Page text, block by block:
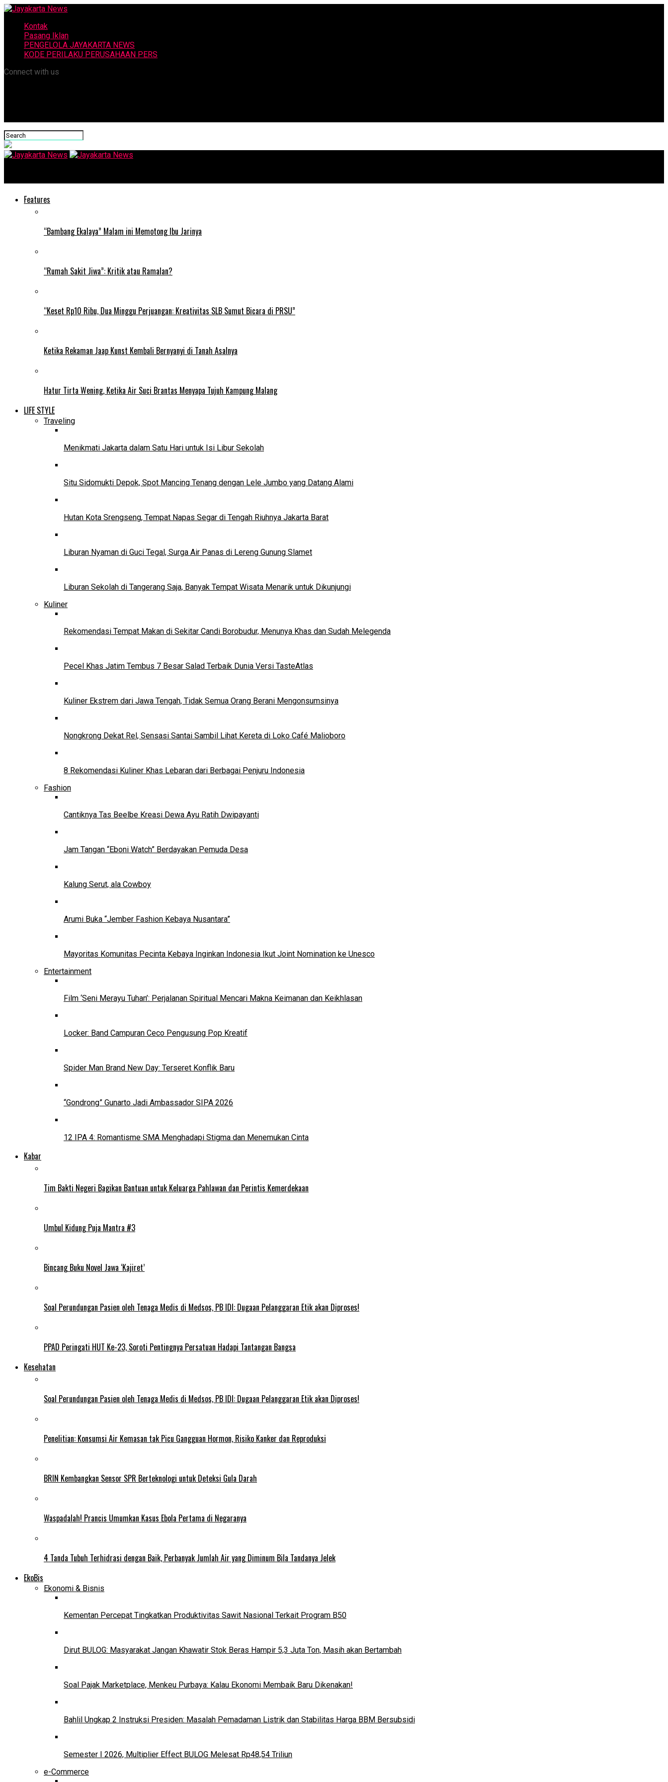
Kontak
Pasang Iklan
PENGELOLA JAYAKARTA NEWS
KODE PERILAKU PERUSAHAAN PERS
Connect with us
Features
“Bambang Ekalaya” Malam ini Memotong Ibu Jarinya
“Rumah Sakit Jiwa”: Kritik atau Ramalan?
“Keset Rp10 Ribu, Dua Minggu Perjuangan: Kreativitas SLB Sumut Bicara di PRSU”
Ketika Rekaman Jaap Kunst Kembali Bernyanyi di Tanah Asalnya
Hatur Tirta Wening, Ketika Air Suci Brantas Menyapa Tujuh Kampung Malang
LIFE STYLE
Traveling
Menikmati Jakarta dalam Satu Hari untuk Isi Libur Sekolah
Situ Sidomukti Depok, Spot Mancing Tenang dengan Lele Jumbo yang Datang Alami
Hutan Kota Srengseng, Tempat Napas Segar di Tengah Riuhnya Jakarta Barat
Liburan Nyaman di Guci Tegal, Surga Air Panas di Lereng Gunung Slamet
Liburan Sekolah di Tangerang Saja, Banyak Tempat Wisata Menarik untuk Dikunjungi
Kuliner
Rekomendasi Tempat Makan di Sekitar Candi Borobudur, Menunya Khas dan Sudah Melegenda
Pecel Khas Jatim Tembus 7 Besar Salad Terbaik Dunia Versi TasteAtlas
Kuliner Ekstrem dari Jawa Tengah, Tidak Semua Orang Berani Mengonsumsinya
Nongkrong Dekat Rel, Sensasi Santai Sambil Lihat Kereta di Loko Café Malioboro
8 Rekomendasi Kuliner Khas Lebaran dari Berbagai Penjuru Indonesia
Fashion
Cantiknya Tas Beelbe Kreasi Dewa Ayu Ratih Dwipayanti
Jam Tangan “Eboni Watch” Berdayakan Pemuda Desa
Kalung Serut, ala Cowboy
Arumi Buka “Jember Fashion Kebaya Nusantara”
Mayoritas Komunitas Pecinta Kebaya Inginkan Indonesia Ikut Joint Nomination ke Unesco
Entertainment
Film ‘Seni Merayu Tuhan’: Perjalanan Spiritual Mencari Makna Keimanan dan Keikhlasan
Locker: Band Campuran Ceco Pengusung Pop Kreatif
Spider Man Brand New Day: Terseret Konflik Baru
“Gondrong” Gunarto Jadi Ambassador SIPA 2026
12 IPA 4: Romantisme SMA Menghadapi Stigma dan Menemukan Cinta
Kabar
Tim Bakti Negeri Bagikan Bantuan untuk Keluarga Pahlawan dan Perintis Kemerdekaan
Umbul Kidung Puja Mantra #3
Bincang Buku Novel Jawa ‘Kajiret’
Soal Perundungan Pasien oleh Tenaga Medis di Medsos, PB IDI: Dugaan Pelanggaran Etik akan Diproses!
PPAD Peringati HUT Ke-23, Soroti Pentingnya Persatuan Hadapi Tantangan Bangsa
Kesehatan
Soal Perundungan Pasien oleh Tenaga Medis di Medsos, PB IDI: Dugaan Pelanggaran Etik akan Diproses!
Penelitian: Konsumsi Air Kemasan tak Picu Gangguan Hormon, Risiko Kanker dan Reproduksi
BRIN Kembangkan Sensor SPR Berteknologi untuk Deteksi Gula Darah
Waspadalah! Prancis Umumkan Kasus Ebola Pertama di Negaranya
4 Tanda Tubuh Terhidrasi dengan Baik, Perbanyak Jumlah Air yang Diminum Bila Tandanya Jelek
EkoBis
Ekonomi & Bisnis
Kementan Percepat Tingkatkan Produktivitas Sawit Nasional Terkait Program B50
Dirut BULOG: Masyarakat Jangan Khawatir Stok Beras Hampir 5,3 Juta Ton, Masih akan Bertambah
Soal Pajak Marketplace, Menkeu Purbaya: Kalau Ekonomi Membaik Baru Dikenakan!
Bahlil Ungkap 2 Instruksi Presiden: Masalah Pemadaman Listrik dan Stabilitas Harga BBM Bersubsidi
Semester I 2026, Multiplier Effect BULOG Melesat Rp48,54 Triliun
e-Commerce